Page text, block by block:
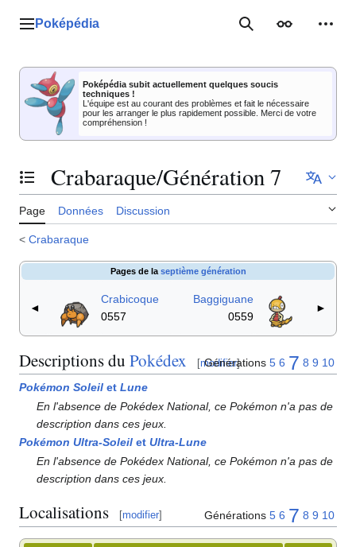
Menu principal
Poképédia RechercherApparence
Poképédia subit actuellement quelques soucis
techniques !
L'équipe est au courant des problèmes et fait le nécessaire
pour les arranger le plus rapidement possible. Merci de votre
compréhension !
Basculer la table des matières
Crabaraque/Génération 7
Page Données Discussion
< Crabaraque
Pages de la septième génération
◄
Crabicoque
0557
Baggiguane
0559
►
Descriptions du Pokédex [modifier]
Générations 5 6 7 8 9 10
Pokémon Soleil et Lune
En l'absence de Pokédex National, ce Pokémon n'a pas de
description dans ces jeux.
Pokémon Ultra-Soleil et Ultra-Lune
En l'absence de Pokédex National, ce Pokémon n'a pas de
description dans ces jeux.
Localisations [modifier] Générations 5 6 7 8 9 10